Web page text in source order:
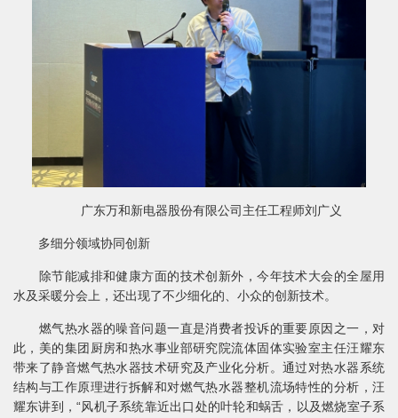
广东万和新电器股份有限公司主任工程师刘广义
多细分领域协同创新
除节能减排和健康方面的技术创新外，今年技术大会的全屋用
水及采暖分会上，还出现了不少细化的、小众的创新技术。
燃气热水器的噪音问题一直是消费者投诉的重要原因之一，对
此，美的集团厨房和热水事业部研究院流体固体实验室主任汪耀东
带来了静音燃气热水器技术研究及产业化分析。通过对热水器系统
结构与工作原理进行拆解和对燃气热水器整机流场特性的分析，汪
耀东讲到，“风机子系统靠近出口处的叶轮和蜗舌，以及燃烧室子系